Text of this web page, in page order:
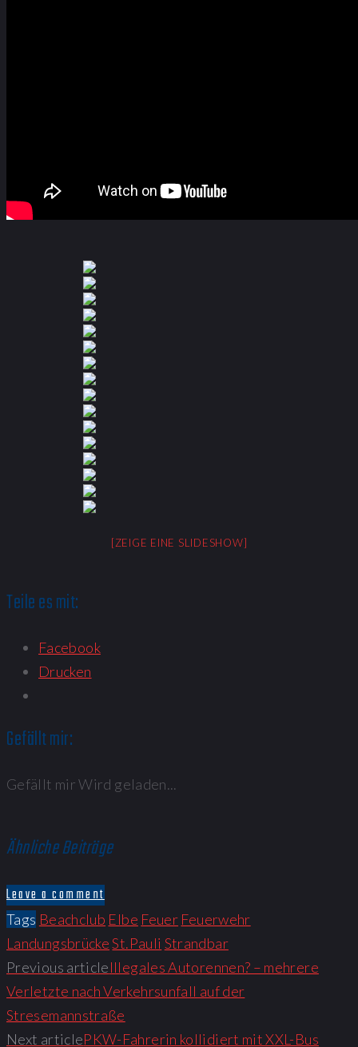
[ZEIGE EINE SLIDESHOW]
Teile es mit:
Facebook
Drucken
Gefällt mir:
Gefällt mirWird geladen...
Ähnliche Beiträge
Leave a comment
Tags Beachclub Elbe Feuer Feuerwehr
Landungsbrücke St.Pauli Strandbar
Beitragsnavigation
Previous articleIllegales Autorennen? – mehrere
Verletzte nach Verkehrsunfall auf der
Stresemannstraße
Next articlePKW-Fahrerin kollidiert mit XXL-Bus